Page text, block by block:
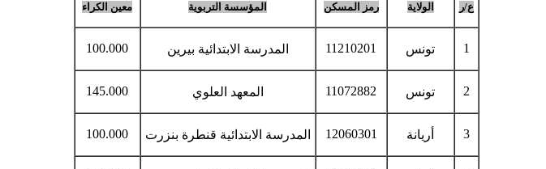
ع/ر الولاية رمز المسكن المؤسسة التربوية معين الكراء
1 تونس 11210201 المدرسة الابتدائية بيرين 100.000
2 تونس 11072882 المعهد العلوي 145.000
3 أريانة 12060301 المدرسة الابتدائية قنطرة بنزرت 100.000